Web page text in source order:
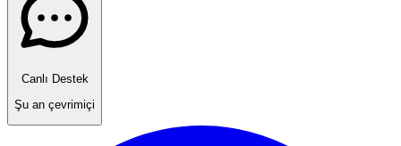
Canlı Destek
Şu an çevrimiçi